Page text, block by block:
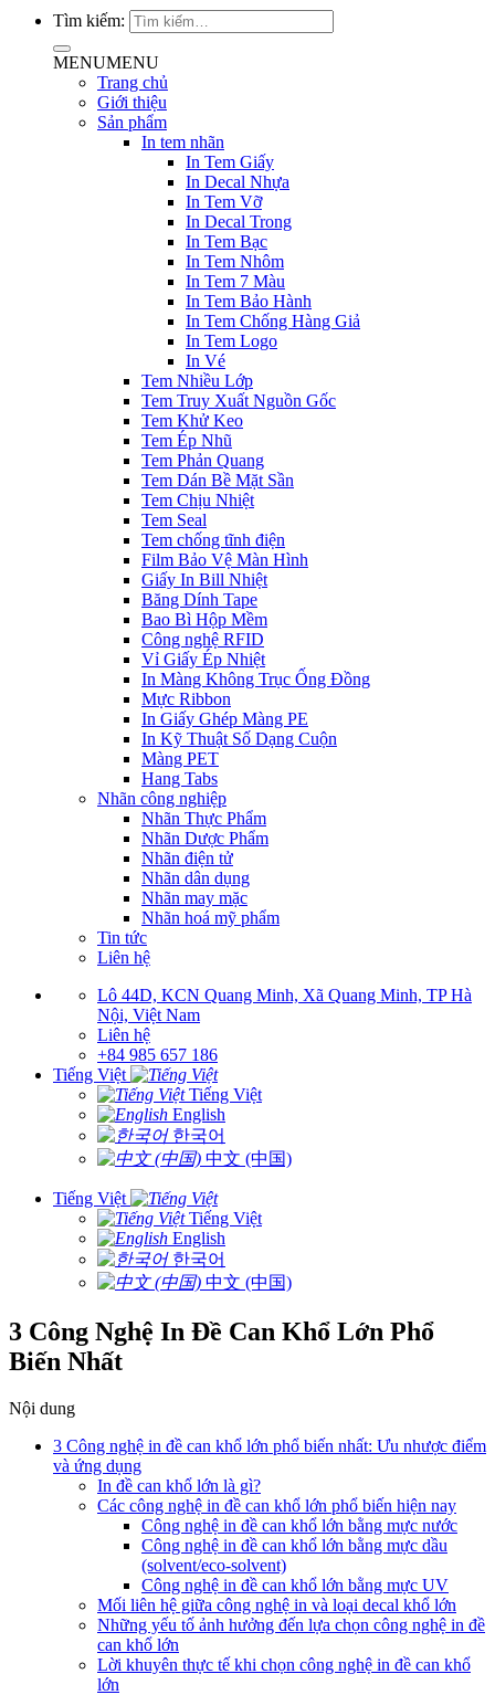
Tìm kiếm:
MENUMENU
Trang chủ
Giới thiệu
Sản phẩm
In tem nhãn
In Tem Giấy
In Decal Nhựa
In Tem Vỡ
In Decal Trong
In Tem Bạc
In Tem Nhôm
In Tem 7 Màu
In Tem Bảo Hành
In Tem Chống Hàng Giả
In Tem Logo
In Vé
Tem Nhiều Lớp
Tem Truy Xuất Nguồn Gốc
Tem Khử Keo
Tem Ép Nhũ
Tem Phản Quang
Tem Dán Bề Mặt Sần
Tem Chịu Nhiệt
Tem Seal
Tem chống tĩnh điện
Film Bảo Vệ Màn Hình
Giấy In Bill Nhiệt
Băng Dính Tape
Bao Bì Hộp Mềm
Công nghệ RFID
Vỉ Giấy Ép Nhiệt
In Màng Không Trục Ống Đồng
Mực Ribbon
In Giấy Ghép Màng PE
In Kỹ Thuật Số Dạng Cuộn
Màng PET
Hang Tabs
Nhãn công nghiệp
Nhãn Thực Phẩm
Nhãn Dược Phẩm
Nhãn điện tử
Nhãn dân dụng
Nhãn may mặc
Nhãn hoá mỹ phẩm
Tin tức
Liên hệ
Lô 44D, KCN Quang Minh, Xã Quang Minh, TP Hà
Nội, Việt Nam
Liên hệ
+84 985 657 186
Tiếng Việt
Tiếng Việt
English
한국어
中文 (中国)
Tiếng Việt
Tiếng Việt
English
한국어
中文 (中国)
3 Công Nghệ In Đề Can Khổ Lớn Phổ
Biến Nhất
Nội dung
3 Công nghệ in đề can khổ lớn phổ biến nhất: Ưu nhược điểm
và ứng dụng
In đề can khổ lớn là gì?
Các công nghệ in đề can khổ lớn phổ biến hiện nay
Công nghệ in đề can khổ lớn bằng mực nước
Công nghệ in đề can khổ lớn bằng mực dầu
(solvent/eco-solvent)
Công nghệ in đề can khổ lớn bằng mực UV
Mối liên hệ giữa công nghệ in và loại decal khổ lớn
Những yếu tố ảnh hưởng đến lựa chọn công nghệ in đề
can khổ lớn
Lời khuyên thực tế khi chọn công nghệ in đề can khổ
lớn